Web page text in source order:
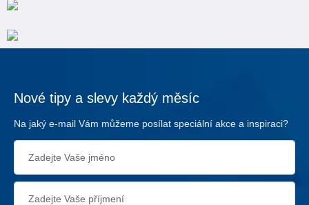
Nové tipy a slevy každý měsíc
Na jaký e-mail Vám můžeme posílat speciální akce a inspiraci?